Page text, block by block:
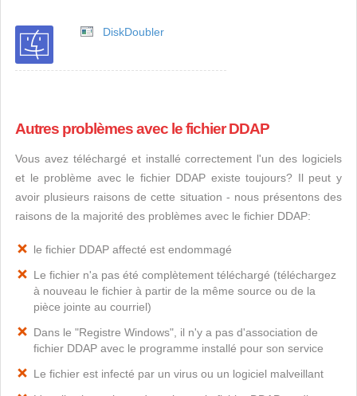
DiskDoubler
Autres problèmes avec le fichier DDAP
Vous avez téléchargé et installé correctement l'un des logiciels
et le problème avec le fichier DDAP existe toujours? Il peut y
avoir plusieurs raisons de cette situation - nous présentons des
raisons de la majorité des problèmes avec le fichier DDAP:
le fichier DDAP affecté est endommagé
Le fichier n'a pas été complètement téléchargé (téléchargez
à nouveau le fichier à partir de la même source ou de la
pièce jointe au courriel)
Dans le "Registre Windows", il n'y a pas d'association de
fichier DDAP avec le programme installé pour son service
Le fichier est infecté par un virus ou un logiciel malveillant